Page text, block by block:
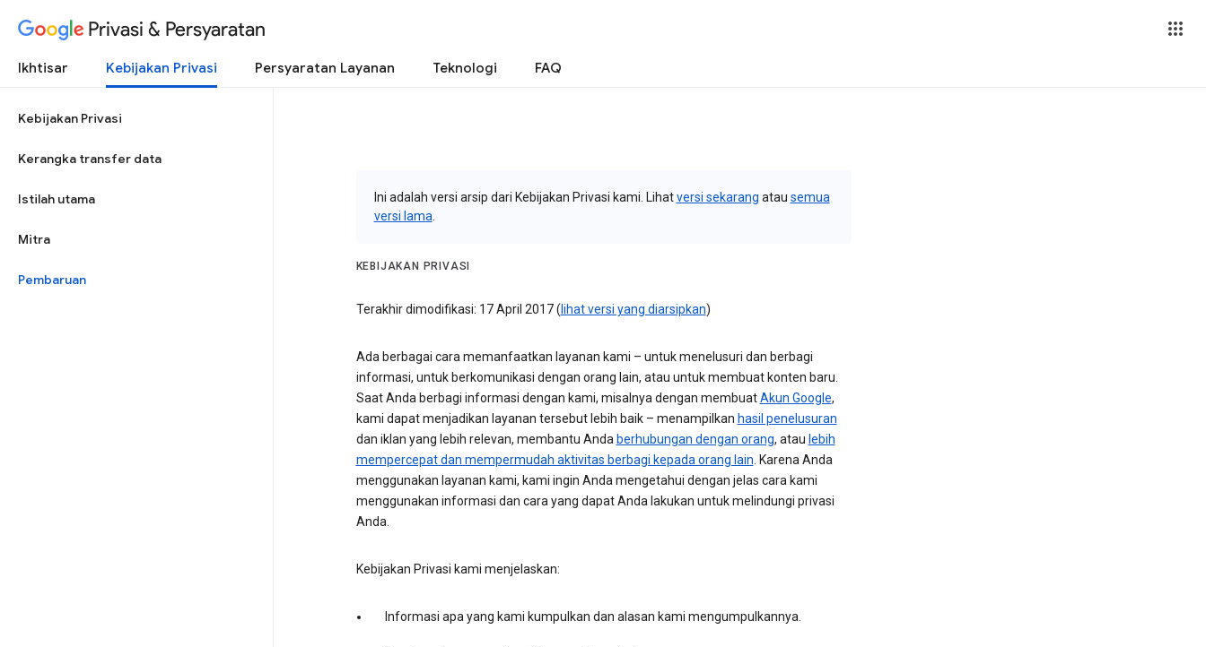
Privasi & Persyaratan
Ikhtisar Kebijakan Privasi Persyaratan Layanan Teknologi FAQ
Kebijakan Privasi
Kerangka transfer data
Istilah utama
Mitra
Pembaruan
Ini adalah versi arsip dari Kebijakan Privasi kami. Lihatversi sekarang atau semua
versi lama
KEBIJAKAN PRIVASI
Terakhir dimodifikasi: 17 April 2017 ( lihat versi yang diarsipkan)
Ada berbagai cara memanfaatkan layanan kami – untuk menelusuri dan berbagi
informasi, untuk berkomunikasi dengan orang lain, atau untuk membuat konten baru.
Saat Anda berbagi informasi dengan kami, misalnya dengan membuatAkun Google,
kami dapat menjadikan layanan tersebut lebih baik – menampilkan hasil penelusuran
dan iklan yang lebih relevan, membantu Anda berhubungan dengan orang, atau lebih
mempercepat dan mempermudah aktivitas berbagi kepada orang lain. Karena Anda
menggunakan layanan kami, kami ingin Anda mengetahui dengan jelas cara kami
menggunakan informasi dan cara yang dapat Anda lakukan untuk melindungi privasi
Anda.
Kebijakan Privasi kami menjelaskan:
Informasi apa yang kami kumpulkan dan alasan kami mengumpulkannya.